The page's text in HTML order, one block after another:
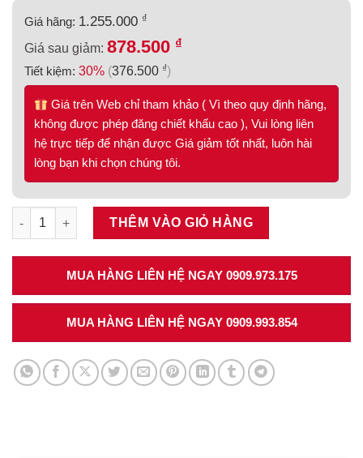
Giá hãng: 1.255.000 ₫
Giá sau giảm: 878.500 ₫
Tiết kiệm: 30% (376.500 ₫)
Giá trên Web chỉ tham khảo ( Vì theo quy định hãng,
không được phép đăng chiết khấu cao ), Vui lòng liên
hệ trực tiếp để nhận được Giá giảm tốt nhất, luôn hài
lòng bạn khi chọn chúng tôi.
Ray hộp Alto-S màu xám đậm, cơ cấu nhấn mở, chiều cao
THÊM VÀO GIỎ HÀNG
MUA HÀNG LIÊN HỆ NGAY 0909.973.175
MUA HÀNG LIÊN HỆ NGAY 0909.993.854